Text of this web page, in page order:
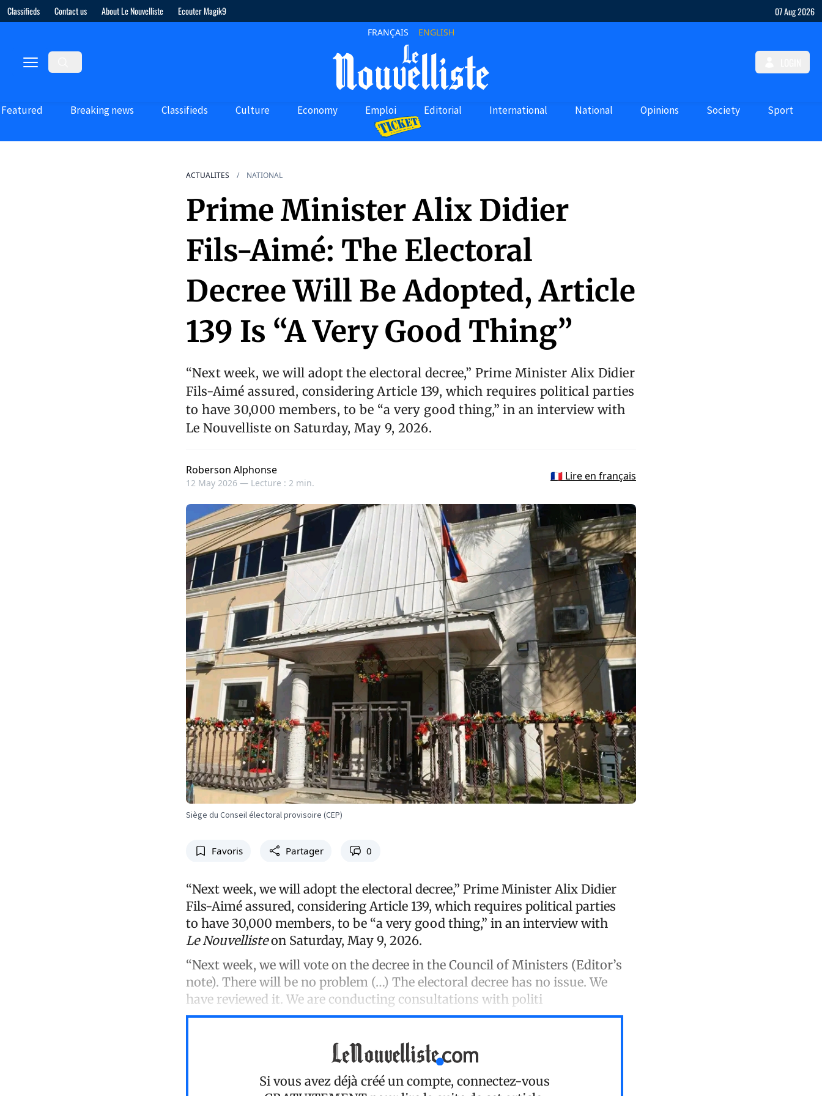
Classifieds Contact us About Le Nouvelliste Ecouter Magik9 07 Aug 2026
FRANÇAIS ENGLISH
Featured Breaking news Classifieds Culture Economy Emploi Editorial International National Opinions Society Sport
ACTUALITES NATIONAL
Prime Minister Alix Didier
Fils-Aimé: The Electoral
Decree Will Be Adopted, Article
139 Is “A Very Good Thing”
“Next week, we will adopt the electoral decree,” Prime Minister Alix Didier
Fils-Aimé assured, considering Article 139, which requires political parties
to have 30,000 members, to be “a very good thing,” in an interview with
Le Nouvelliste on Saturday, May 9, 2026.
Roberson Alphonse
12 May 2026 — Lecture : 2 min.
🇫🇷 Lire en français
Siège du Conseil électoral provisoire (CEP)
Favoris Partager 0
“Next week, we will adopt the electoral decree,” Prime Minister Alix Didier
Fils-Aimé assured, considering Article 139, which requires political parties
to have 30,000 members, to be “a very good thing,” in an interview with
Le Nouvellisteon Saturday, May 9, 2026.
“Next week, we will vote on the decree in the Council of Ministers (Editor’s
note). There will be no problem (…) The electoral decree has no issue. We
have reviewed it. We are conducting consultations with politi
Si vous avez déjà créé un compte, connectez-vous